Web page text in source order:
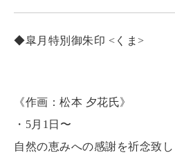
◆皐月特別御朱印 <くま>
《作画：松本 夕花氏》
・5月1日〜
自然の恵みへの感謝を祈念致